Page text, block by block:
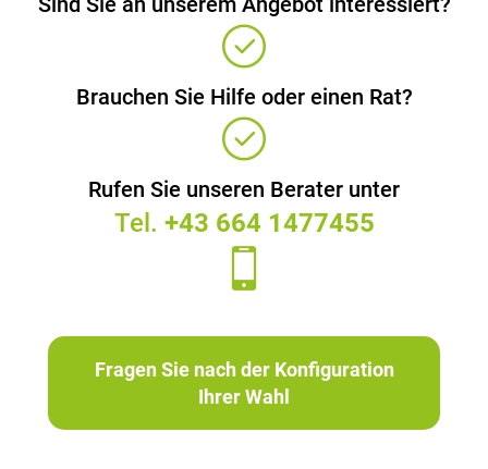
Brauchen Sie Hilfe oder einen Rat?
Rufen Sie unseren Berater unter
Tel. +43 664 1477455
Fragen Sie nach der Konfiguration
Ihrer Wahl